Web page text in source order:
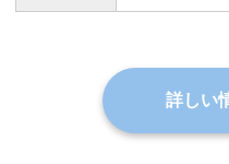
詳しい